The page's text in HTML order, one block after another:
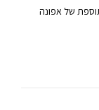
של אפונה